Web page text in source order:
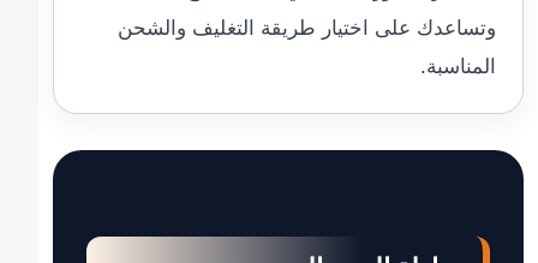
وتساعدك على اختيار طريقة التغليف والشحن
المناسبة.